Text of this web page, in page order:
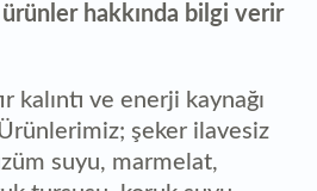
hakkında bilgi verir
kalıntı ve enerji kaynağı
şeker ilavesiz
suyu, marmelat,